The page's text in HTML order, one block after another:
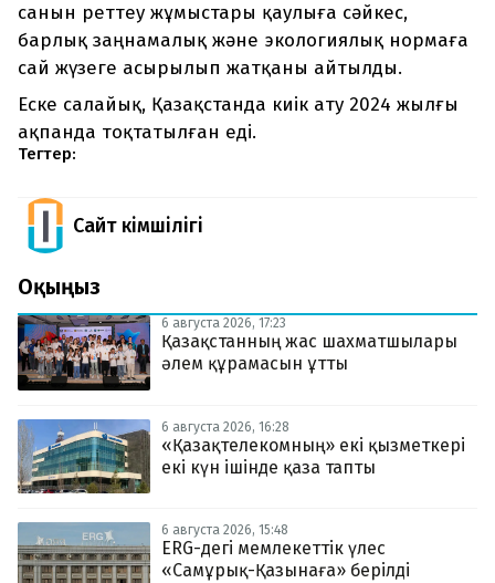
санын реттеу жұмыстары қаулыға сәйкес,
барлық заңнамалық және экологиялық нормаға
сай жүзеге асырылып жатқаны айтылды.
Еске салайық, Қазақстанда киік ату 2024 жылғы
ақпанда тоқтатылған еді.
Тегтер:
Сайт Әкімшілігі
Оқыңыз
6 августа 2026, 17:23
Қазақстанның жас шахматшылары
әлем құрамасын ұтты
6 августа 2026, 16:28
«Қазақтелекомның» екі қызметкері
екі күн ішінде қаза тапты
6 августа 2026, 15:48
ERG-дегі мемлекеттік үлес
«Самұрық-Қазынаға» берілді